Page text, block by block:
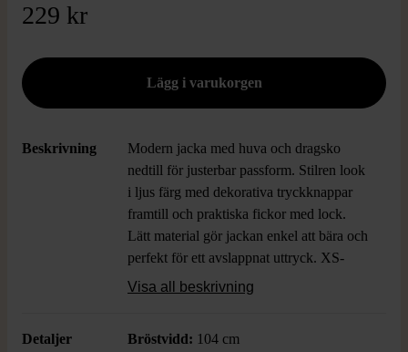
229 kr
Beskrivning
Modern jacka med huva och dragsko
nedtill för justerbar passform. Stilren look
i ljus färg med dekorativa tryckknappar
framtill och praktiska fickor med lock.
Lätt material gör jackan enkel att bära och
perfekt för ett avslappnat uttryck. XS-
storlek ger en smidig silhuett.
Visa all beskrivning
Detaljer Bröstvidd: 104 cm